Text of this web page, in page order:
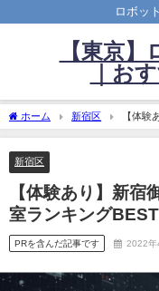
ロボッ
【東京
｜お
ホーム 新宿区
【体験
グBEST5の評判は？
新宿区
【体験あり】新宿
室ランキング
PRを含んだ記事です 2022年